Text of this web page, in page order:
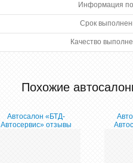
Информация
Срок
Качество
Похожие
Автосалон «БТД-
Автосервис» отзывы